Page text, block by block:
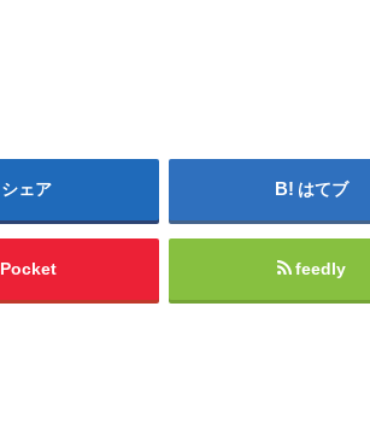
シェア はてブ
Pocket feedly